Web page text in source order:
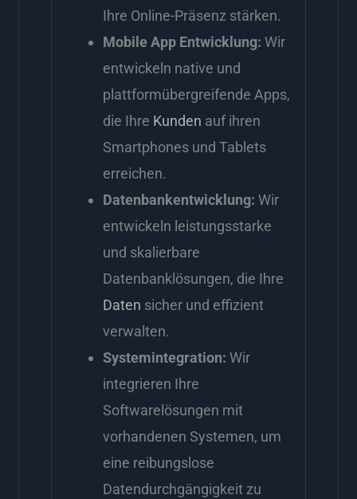
Ihre Online-Präsenz stärken.
Mobile App Entwicklung: Wir
entwickeln native und
plattformübergreifende Apps,
die Ihre Kunden auf ihren
Smartphones und Tablets
erreichen.
Datenbankentwicklung: Wir
entwickeln leistungsstarke
und skalierbare
Datenbanklösungen, die Ihre
Daten sicher und effizient
verwalten.
Systemintegration: Wir
integrieren Ihre
Softwarelösungen mit
vorhandenen Systemen, um
eine reibungslose
Datendurchgängigkeit zu